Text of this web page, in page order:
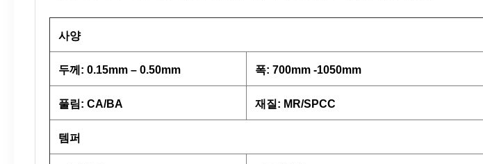
사양
두께: 0.15mm – 0.50mm 폭: 700mm -1050mm
풀림: CA/BA 재질: MR/SPCC
템퍼